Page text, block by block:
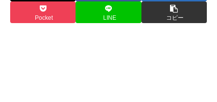
Pocket LINE コピー